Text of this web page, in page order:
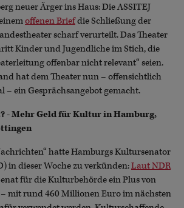
neuer Ärger ins Haus: Die ASSITEJ
offenen Briefdie Schließung der
scharf verurteilt. Das Theater
Kinder und Jugendliche im Stich, die
offenbar nicht relevant“ seien.
hat dem Theater nun – offensichtlich
– ein Gesprächsangebot gemacht.
-Mehr Geld für Kultur in Hamburg,
hatte Hamburgs Kultursenator
in dieser Woche zu verkünden:Laut NDR
für die Kulturbehörde ein Plus von
mit rund 460 Millionen Euro im nächsten